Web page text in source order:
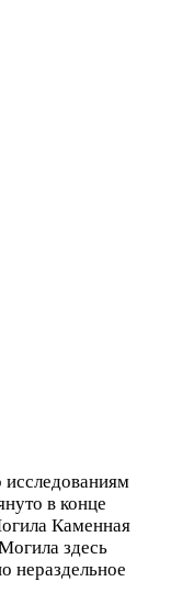
исследованиям
в конце
Каменная
здесь
нераздельное